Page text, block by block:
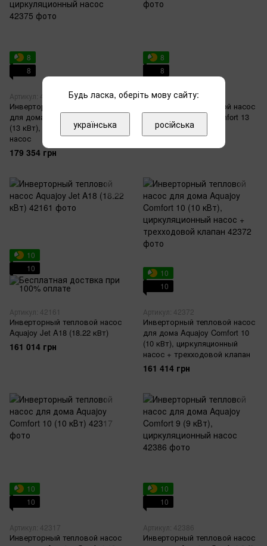
8
8
Артикул: 42375
Инверторный тепловой насос
для дома Aquajoy Comfort 13T
(13 кВт), циркуляционный
насос
179 354 грн
8
8
Артикул: 42371
Инверторный тепловой насос
для дома Aquajoy Comfort 13
(13 кВт)
10
10
Артикул: 42161
Инверторный тепловой насос
Aquajoy Jet A18 (18.22 кВт)
161 014 грн
10
10
Артикул: 42372
Инверторный тепловой насос
для дома Aquajoy Comfort 10
(10 кВт), циркуляционный
насос + трехходовой клапан
161 414 грн
10
10
Артикул: 42317
Инверторный тепловой насос
10
10
Артикул: 42386
Инверторный тепловой насос
Будь ласка, оберіть мову сайту:
українська російська